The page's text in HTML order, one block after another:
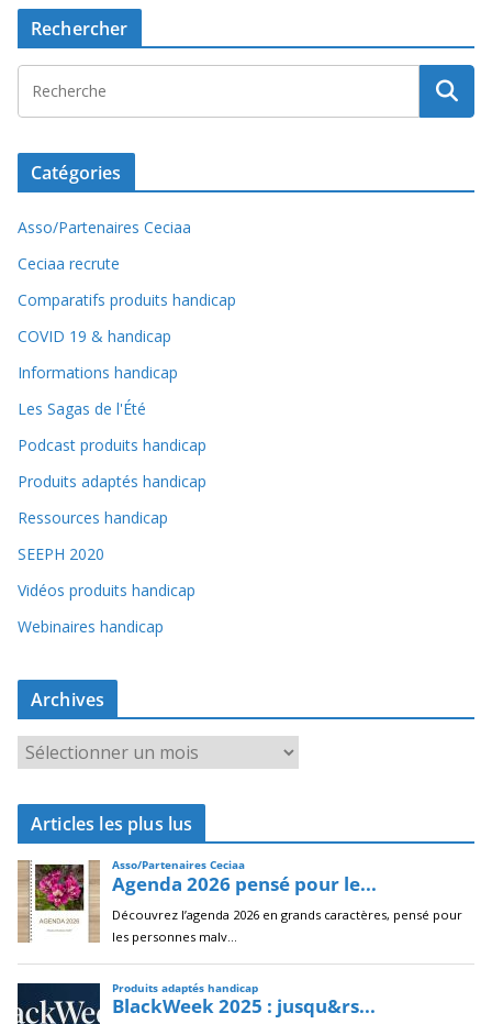
Rechercher
Catégories
Asso/Partenaires Ceciaa
Ceciaa recrute
Comparatifs produits handicap
COVID 19 & handicap
Informations handicap
Les Sagas de l'Été
Podcast produits handicap
Produits adaptés handicap
Ressources handicap
SEEPH 2020
Vidéos produits handicap
Webinaires handicap
Archives
r
c
i
v
e
s
Articles les plus lus